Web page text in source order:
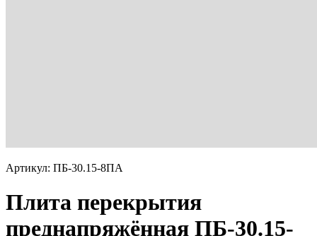
Артикул: ПБ-30.15-8ПА
Плита перекрытия
преднапряжённая ПБ-30.15-